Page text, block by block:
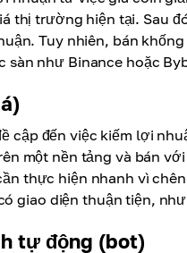
thị trường hiện tại. Sau
Tuy nhiên, bán
sàn như Binance hoặc
cập đến việc kiếm lợi
một nền tảng và bán
thực hiện nhanh vì
giao diện thuận tiện,
tự động (bot)